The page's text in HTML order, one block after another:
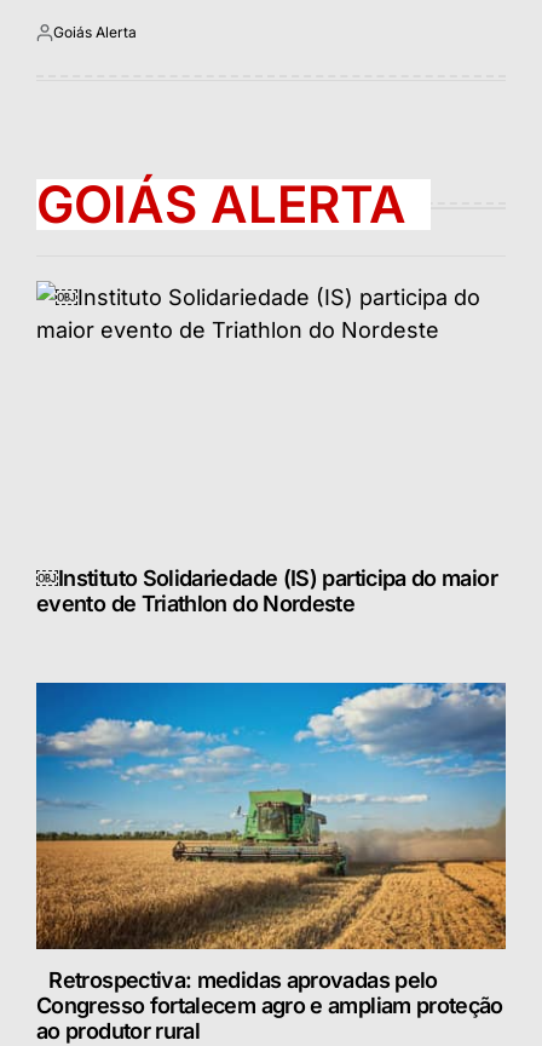
Postado
Goiás Alerta
GOIÁS ALERTA
￼Instituto Solidariedade (IS) participa do maior
evento de Triathlon do Nordeste
Retrospectiva: medidas aprovadas pelo
Congresso fortalecem agro e ampliam proteção
ao produtor rural